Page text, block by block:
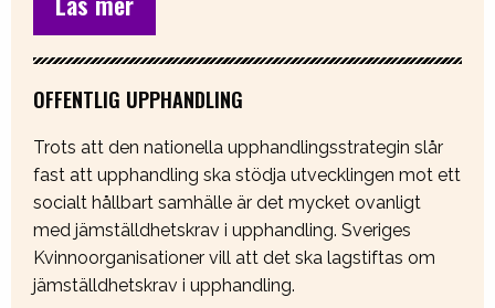
OFFENTLIG UPPHANDLING
Trots att den nationella upphandlingsstrategin slår
fast att upphandling ska stödja utvecklingen mot ett
socialt hållbart samhälle är det mycket ovanligt
med jämställdhetskrav i upphandling. Sveriges
Kvinnoorganisationer vill att det ska lagstiftas om
jämställdhetskrav i upphandling.